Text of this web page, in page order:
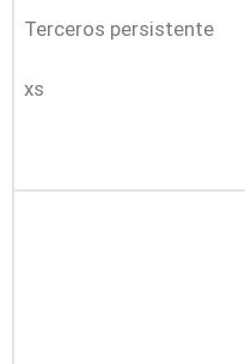
Terceros persistente
xs